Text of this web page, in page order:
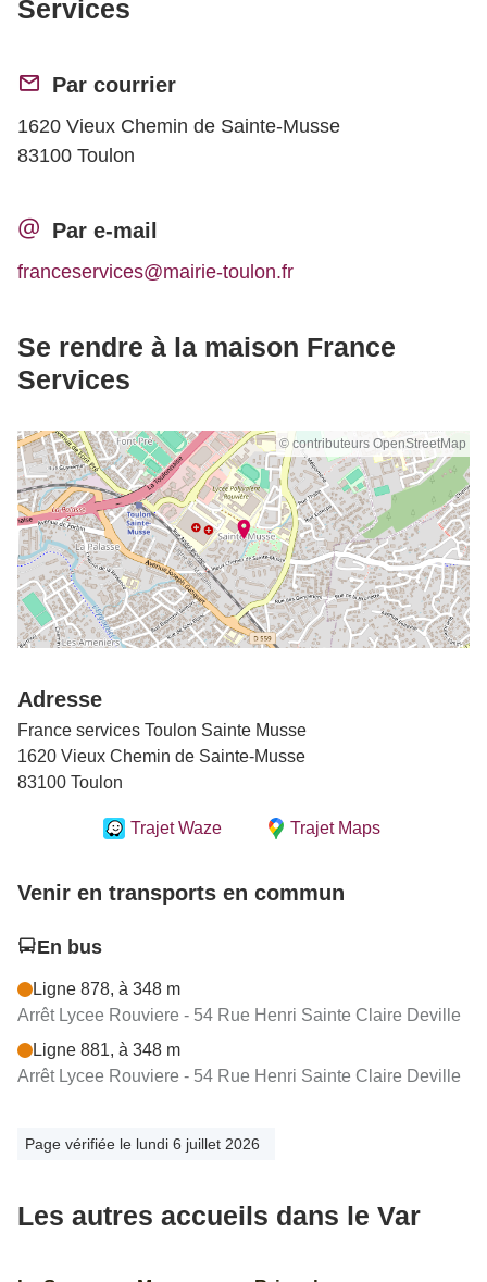
Services
Par courrier
1620 Vieux Chemin de Sainte-Musse
83100 Toulon
Par e-mail
franceservices@mairie-toulon.fr
Se rendre à la maison France
Services
© contributeurs OpenStreetMap
Adresse
France services Toulon Sainte Musse
1620 Vieux Chemin de Sainte-Musse
83100 Toulon
Trajet Waze Trajet Maps
Venir en transports en commun
En bus
Ligne 878, à 348 m
Arrêt Lycee Rouviere - 54 Rue Henri Sainte Claire Deville
Ligne 881, à 348 m
Arrêt Lycee Rouviere - 54 Rue Henri Sainte Claire Deville
Page vérifiée le lundi 6 juillet 2026
Les autres accueils dans le Var